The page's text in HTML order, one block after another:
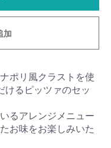
加
ポリ風クラストを使
けるピッツァのセッ
るアレンジメニュー
お味をお楽しみいた